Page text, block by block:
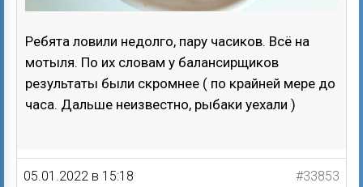
Ребята ловили недолго, пару часиков. Всё на
мотыля. По их словам у балансирщиков
результаты были скромнее ( по крайней мере до
часа. Дальше неизвестно, рыбаки уехали )
05.01.2022 в 15:18 #33853